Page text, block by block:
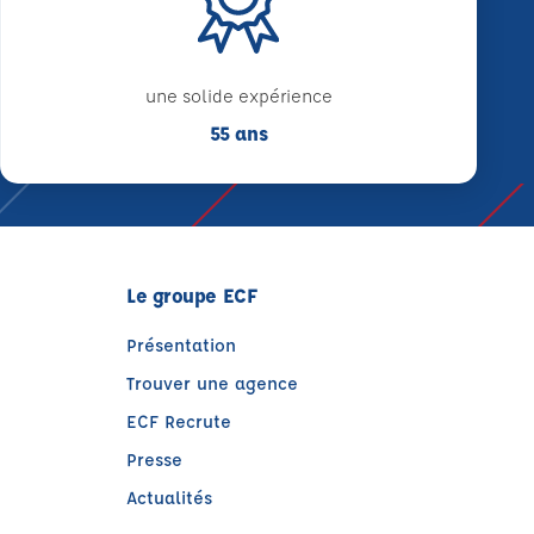
une solide expérience
55 ans
Le groupe ECF
Présentation
Trouver une agence
ECF Recrute
Presse
Actualités